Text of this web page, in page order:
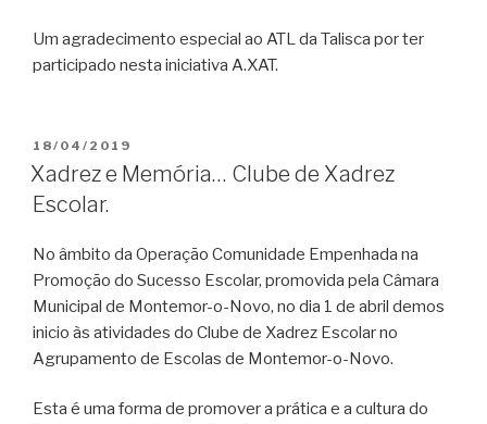
Um agradecimento especial ao ATL da Talisca por ter
participado nesta iniciativa A.XAT.
PUBLICADO
EM
18/04/2019
Xadrez e Memória… Clube de Xadrez
Escolar.
No âmbito da Operação Comunidade Empenhada na
Promoção do Sucesso Escolar, promovida pela Câmara
Municipal de Montemor-o-Novo, no dia 1 de abril demos
inicio às atividades do Clube de Xadrez Escolar no
Agrupamento de Escolas de Montemor-o-Novo.
Esta é uma forma de promover a prática e a cultura do